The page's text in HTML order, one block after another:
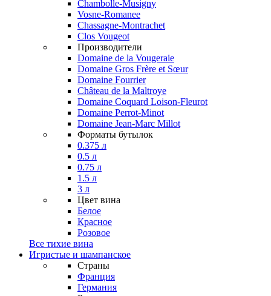
Chambolle-Musigny
Vosne-Romanee
Chassagne-Montrachet
Clos Vougeot
Производители
Domaine de la Vougeraie
Domaine Gros Frère et Sœur
Domaine Fourrier
Château de la Maltroye
Domaine Coquard Loison-Fleurot
Domaine Perrot-Minot
Domaine Jean-Marc Millot
Форматы бутылок
0.375 л
0.5 л
0.75 л
1.5 л
3 л
Цвет вина
Белое
Красное
Розовое
Все тихие вина
Игристые и шампанское
Страны
Франция
Германия